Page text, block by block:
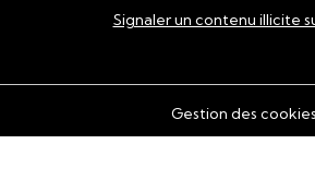
Signaler un contenu illicite
Gestion des cookies